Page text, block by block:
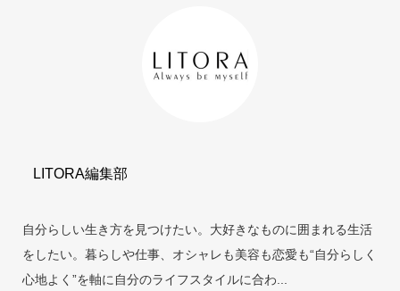
LITORA編集部
自分らしい生き方を見つけたい。大好きなものに囲まれる生活
をしたい。暮らしや仕事、オシャレも美容も恋愛も“自分らしく
心地よく”を軸に自分のライフスタイルに合わ...